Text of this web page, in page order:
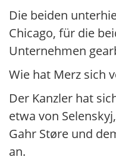
Die beiden
Chicago, für die
Unternehmen
Wie hat Merz sich
Der Kanzler hat
etwa von
Gahr Støre und
an.